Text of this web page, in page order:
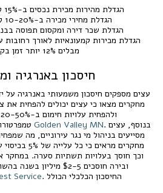
הגדלת מהירות מכירת נכסים ב-15% לנכסים עם עצים בחצר
הגדלת מחירי מכירה ב-10-20% למניות עם עצים בשטח
הגדלת שכר דירה ומקסום תפוסה
הגדלת מכירות קמעונאיות לאורך
מבלים 12% יותר זמן בקנייה ברחובות מוצללים
חיסכון באנרגיה
עצים מספקים חיסכון משמעותי באנרגיה על
Golden Valley MN. בנוסף, עצים
מסייעים בניהול מי נגר עירוניים, מה
וכך חוסך בעלויות תשתיות סערה. במחקר
ובירה חוסכים $2-5
Service. החיסכון הכלכלי הכולל